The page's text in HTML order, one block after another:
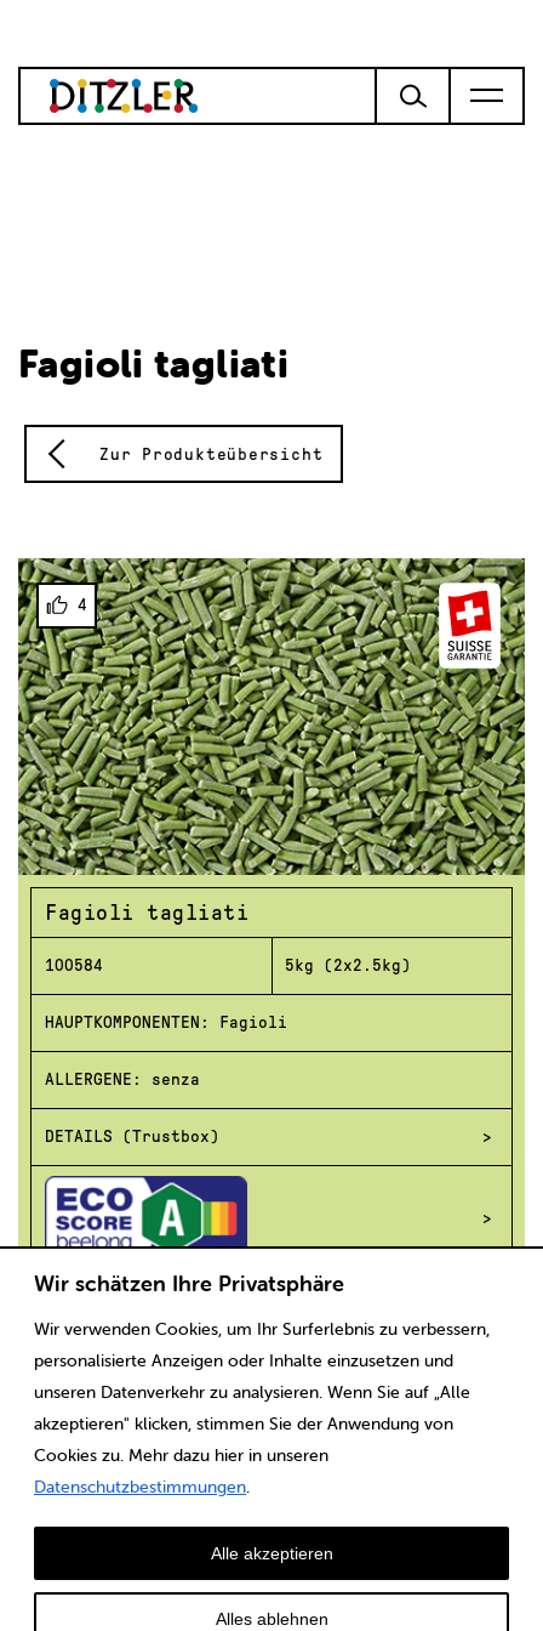
Wir schätzen Ihre Privatsphäre
Wir verwenden Cookies, um Ihr Surferlebnis zu verbessern,
personalisierte Anzeigen oder Inhalte einzusetzen und
unseren Datenverkehr zu analysieren. Wenn Sie auf „Alle
akzeptieren" klicken, stimmen Sie der Anwendung von
Cookies zu. Mehr dazu hier in unseren
Datenschutzbestimmungen
Alles ablehnen
Alle akzeptieren
Fagioli tagliati
Zur Produkteübersicht
4
Fagioli tagliati
100584 5kg (2x2.5kg)
HAUPTKOMPONENTEN: Fagioli
ALLERGENE: senza
DETAILS (Trustbox)
Scaricare Note legali CGV Protezione dei dati